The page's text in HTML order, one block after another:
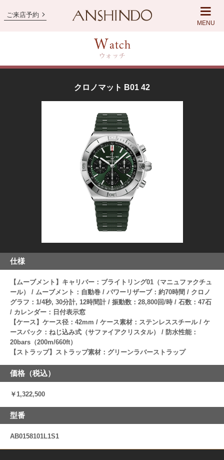
ご来店予約
MENU
クロノマット B01 42
仕様
【ムーブメント】キャリバー：ブライトリング01（マニュファクチュ
ール） / ムーブメント：自動巻 / パワーリザーブ：約70時間 / クロノ
グラフ：1/4秒, 30分計, 12時間計 / 振動数：28,800回/時 / 石数：47石
/ カレンダー：日付表示窓
【ケース】ケース径：42mm / ケース素材：ステンレススチール / ケ
ースバック：ねじ込み式（サファイアクリスタル） / 防水性能：
20bars（200m/660ft）
【ストラップ】ストラップ素材：グリーンラバーストラップ
価格（税込）
￥1,322,500
型番
AB0158101L1S1